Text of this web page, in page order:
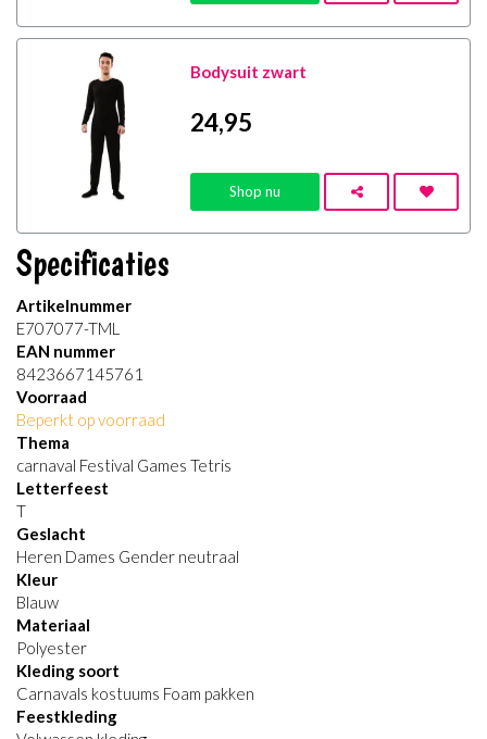
Bodysuit zwart
24,95
Shop nu
Specificaties
Artikelnummer
E707077-TML
EAN nummer
8423667145761
Voorraad
Beperkt op voorraad
Thema
carnaval Festival Games Tetris
Letterfeest
T
Geslacht
Heren Dames Gender neutraal
Kleur
Blauw
Materiaal
Polyester
Kleding soort
Carnavals kostuums Foam pakken
Feestkleding